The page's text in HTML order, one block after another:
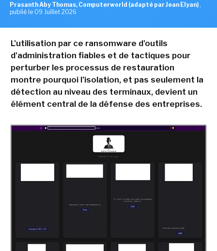
Prasanth Aby Thomas, Computerworld (adapté par Jean Elyan) ,
publié le 09 Juillet 2026
L'utilisation par ce ransomware d'outils
d'administration fiables et de tactiques pour
perturber les processus de restauration
montre pourquoi l'isolation, et pas seulement la
détection au niveau des terminaux, devient un
élément central de la défense des entreprises.